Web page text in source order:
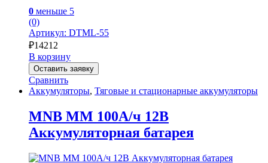
0 меньше 5
(0)
Артикул: DTML-55
₽14212
В корзину
Оставить заявку
Сравнить
Аккумуляторы, Тяговые и стационарные аккумуляторы
MNB MM 100А/ч 12В
Аккумуляторная батарея